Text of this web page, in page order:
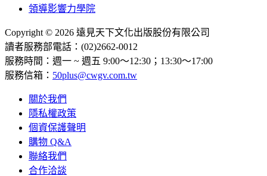
領導影響力學院
Copyright © 2026 遠見天下文化出版股份有限公司
讀者服務部電話：(02)2662-0012
服務時間：週一 ~ 週五 9:00～12:30；13:30～17:00
服務信箱： 50plus@cwgv.com.tw
關於我們
隱私權政策
個資保護聲明
購物 Q&A
聯絡我們
合作洽談